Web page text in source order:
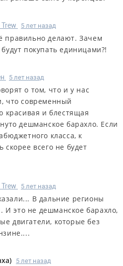
Trew 5 лет назад
правильно делают. Зачем
покупать единицами?!
5 лет назад
о том, что и у нас
что современный
красивая и блестящая
дешманское барахло. Если
класса, к
скорее всего не будет
Trew 5 лет назад
В дальние регионы
И это не дешманское барахло,
двигатели, которые без
) 5 лет назад